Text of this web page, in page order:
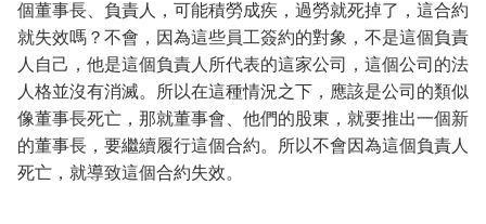
個董事長、負責人，可能積勞成疾，過勞就死掉了，這合約
就失效嗎？不會，因為這些員工簽約的對象，不是這個負責
人自己，他是這個負責人所代表的這家公司，這個公司的法
人格並沒有消滅。所以在這種情況之下，應該是公司的類似
像董事長死亡，那就董事會、他們的股東，就要推出一個新
的董事長，要繼續履行這個合約。所以不會因為這個負責人
死亡，就導致這個合約失效。